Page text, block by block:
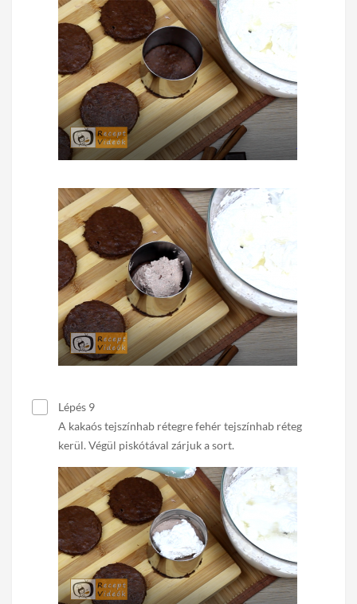
Lépés 9
A kakaós tejszínhab rétegre fehér tejszínhab réteg
kerül. Végül piskótával zárjuk a sort.